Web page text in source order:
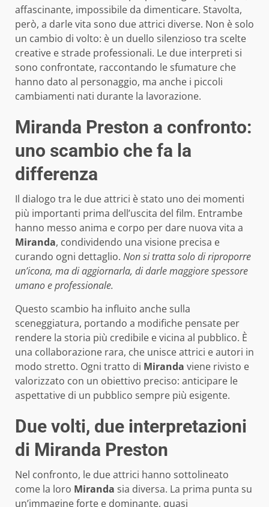
affascinante, impossibile da dimenticare. Stavolta,
però, a darle vita sono due attrici diverse. Non è solo
un cambio di volto: è un duello silenzioso tra scelte
creative e strade professionali. Le due interpreti si
sono confrontate, raccontando le sfumature che
hanno dato al personaggio, ma anche i piccoli
cambiamenti nati durante la lavorazione.
Miranda Preston a confronto:
uno scambio che fa la
differenza
Il dialogo tra le due attrici è stato uno dei momenti
più importanti prima dell’uscita del film. Entrambe
hanno messo anima e corpo per dare nuova vita a
Miranda, condividendo una visione precisa e
curando ogni dettaglio. Non si tratta solo di riproporre
un’icona, ma di aggiornarla, di darle maggiore spessore
umano e professionale.
Questo scambio ha influito anche sulla
sceneggiatura, portando a modifiche pensate per
rendere la storia più credibile e vicina al pubblico. È
una collaborazione rara, che unisce attrici e autori in
modo stretto. Ogni tratto di Miranda viene rivisto e
valorizzato con un obiettivo preciso: anticipare le
aspettative di un pubblico sempre più esigente.
Due volti, due interpretazioni
di Miranda Preston
Nel confronto, le due attrici hanno sottolineato
come la loro Miranda sia diversa. La prima punta su
un’immagine forte e dominante, quasi